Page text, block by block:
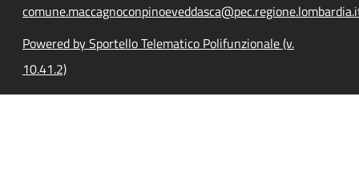
Powered by Sportello Telematico Polifunzionale (v.
10.41.2)